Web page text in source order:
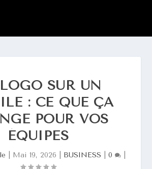
SUR UN
: CE QUE ÇA
POUR VOS
ÉQUIPES
Mai 19, 2026 BUSINESS 0 |